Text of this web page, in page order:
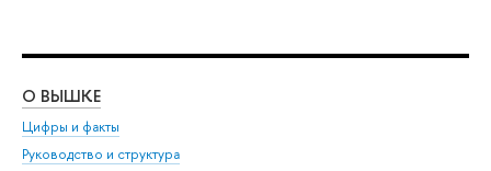
О ВЫШКЕ
Цифры и факты
Руководство и структура